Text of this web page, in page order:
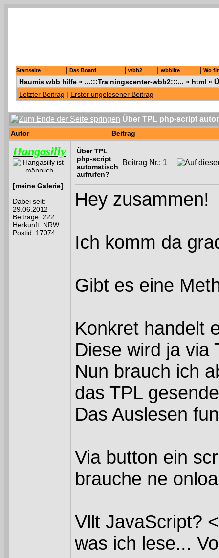
Startseite Das Board wbb2 wbblite Wo
Haumis wbb hilfe» ...:::Trainingscenter-wbb2:::... » html »
Letzter Beitrag | Erster ungelesener Beitrag
Über TPL php-script
Autor Beitrag
Hangasilly
[meine Galerie]
Dabei seit:
29.06.2012
Beiträge: 222
Herkunft: NRW
Postid: 17074
Über TPL
php-script
automatisch
aufrufen?
Beitrag Nr.: 1
Hey zusammen!
Ich komm da
Gibt es eine
Konkret handelt
Diese wird ja via
Nun brauch ich
das TPL
Das Auslesen
Via button ein
brauche ne
Vllt JavaScript?
was ich lese...